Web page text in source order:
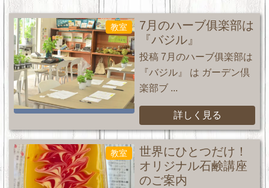
教室
7月のハーブ俱楽部は
『バジル』
投稿 7月のハーブ俱楽部は
『バジル』 は ガーデン倶
楽部ブ ...
詳しく見る
教室
世界にひとつだけ！
オリジナル石鹸講座
のご案内